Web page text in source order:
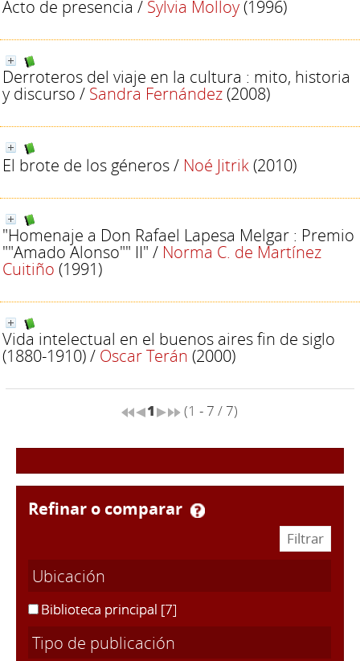
Acto de presencia / Sylvia Molloy(1996)
Derroteros del viaje en la cultura : mito, historia
y discurso / Sandra Fernández(2008)
El brote de los géneros/ Noé Jitrik(2010)
"Homenaje a Don Rafael Lapesa Melgar : Premio
""Amado Alonso"" II" / Norma C. de Martínez
Cuitiño (1991)
Vida intelectual en el buenos aires fin de siglo
(1880-1910)/ Oscar Terán (2000)
1 (1 - 7 / 7)
refinar o comparar
Ubicación
Biblioteca principal [7]
Tipo de publicación